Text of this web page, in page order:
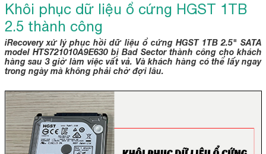
Khôi phục dữ liệu ổ cứng HGST 1TB
2.5 thành công
iRecovery xử lý phục hồi dữ liệu ổ cứng HGST 1TB 2.5" SATA
model HTS721010A9E630 bị Bad Sector thành công cho khách
hàng sau 3 giờ làm việc vất vả. Và khách hàng có thể lấy ngay
trong ngày mà không phải chờ đợi lâu.